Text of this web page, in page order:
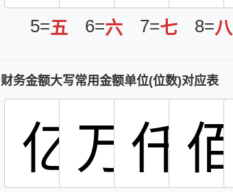
5=五 6=六 7=七 8=八
财务金额大写常用金额单位(位数)对应表
亿 万 仟 佰